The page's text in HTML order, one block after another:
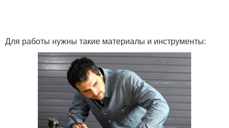
Для работы нужны такие материалы и инструменты: